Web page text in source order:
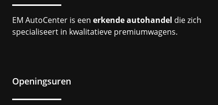
EM AutoCenter is een erkende autohandel die zich
specialiseert in kwalitatieve premiumwagens.
Openingsuren